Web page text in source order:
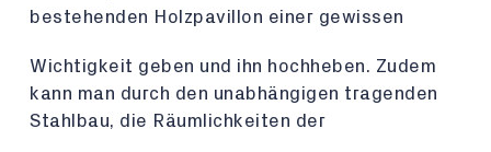
bestehenden Holzpavillon einer gewissen
Wichtigkeit geben und ihn hochheben. Zudem
kann man durch den unabhängigen tragenden
Stahlbau, die Räumlichkeiten der